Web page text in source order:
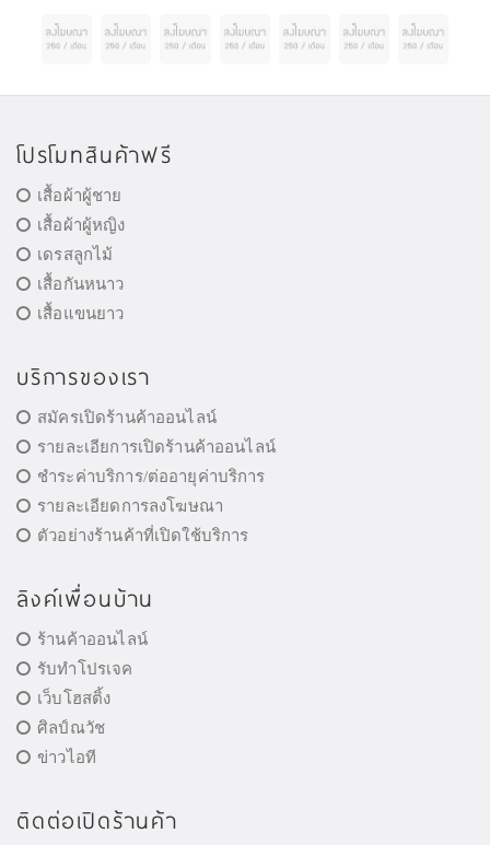
โปรโมทสินค้าฟรี
เสื้อผ้าผู้ชาย
เสื้อผ้าผู้หญิง
เดรสลูกไม้
เสื้อกันหนาว
เสื้อแขนยาว
บริการของเรา
สมัครเปิดร้านค้าออนไลน์
รายละเอียการเปิดร้านค้าออนไลน์
ชำระค่าบริการ/ต่ออายุค่าบริการ
รายละเอียดการลงโฆษณา
ตัวอย่างร้านค้าที่เปิดใช้บริการ
ลิงค์เพื่อนบ้าน
ร้านค้าออนไลน์
รับทำโปรเจค
เว็บโฮสติ้ง
ศิลป์ณวัช
ข่าวไอที
ติดต่อเปิดร้านค้า